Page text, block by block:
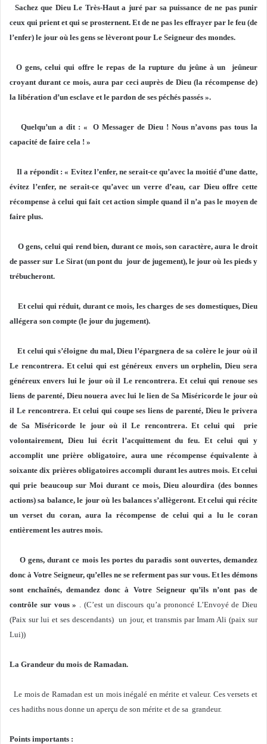
Sachez que Dieu Le Très-Haut a juré par sa puissance de ne pas punir
ceux qui prient et qui se prosternent. Et de ne pas les effrayer par le feu (de
l’enfer) le jour où les gens se lèveront pour Le Seigneur des mondes.
O gens, celui qui offre le repas de la rupture du jeûne à un jeûneur
croyant durant ce mois, aura par ceci auprès de Dieu (la récompense de)
la libération d’un esclave et le pardon de ses péchés passés ».
Quelqu’un a dit : « O Messager de Dieu ! Nous n’avons pas tous la
capacité de faire cela ! »
Il a répondit : « Evitez l’enfer, ne serait-ce qu’avec la moitié d’une datte,
évitez l’enfer, ne serait-ce qu’avec un verre d’eau, car Dieu offre cette
récompense à celui qui fait cet action simple quand il n’a pas le moyen de
faire plus.
O gens, celui qui rend bien, durant ce mois, son caractère, aura le droit
de passer sur Le Sirat (un pont du jour de jugement), le jour où les pieds y
trébucheront.
Et celui qui réduit, durant ce mois, les charges de ses domestiques, Dieu
allégera son compte (le jour du jugement).
Et celui qui s’éloigne du mal, Dieu l’épargnera de sa colère le jour où il
Le rencontrera. Et celui qui est généreux envers un orphelin, Dieu sera
généreux envers lui le jour où il Le rencontrera. Et celui qui renoue ses
liens de parenté, Dieu nouera avec lui le lien de Sa Miséricorde le jour où
il Le rencontrera. Et celui qui coupe ses liens de parenté, Dieu le privera
de Sa Miséricorde le jour où il Le rencontrera. Et celui qui prie
volontairement, Dieu lui écrit l’acquittement du feu. Et celui qui y
accomplit une prière obligatoire, aura une récompense équivalente à
soixante dix prières obligatoires accompli durant les autres mois. Et celui
qui prie beaucoup sur Moi durant ce mois, Dieu alourdira (des bonnes
actions) sa balance, le jour où les balances s’allègeront. Et celui qui récite
un verset du coran, aura la récompense de celui qui a lu le coran
entièrement les autres mois.
O gens, durant ce mois les portes du paradis sont ouvertes, demandez
donc à Votre Seigneur, qu’elles ne se referment pas sur vous. Et les démons
sont enchaînés, demandez donc à Votre Seigneur qu’ils n’ont pas de
contrôle sur vous » . (C’est un discours qu’a prononcé L’Envoyé de Dieu
(Paix sur lui et ses descendants) un jour, et transmis par Imam Ali (paix sur
Lui))
La Grandeur du mois de Ramadan.
Le mois de Ramadan est un mois inégalé en mérite et valeur. Ces versets et
ces hadiths nous donne un aperçu de son mérite et de sa grandeur.
Points importants :